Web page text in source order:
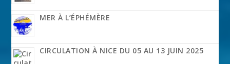
MER À L’ÉPHÉMÈRE
CIRCULATION À NICE DU 05 AU 13 JUIN 2025